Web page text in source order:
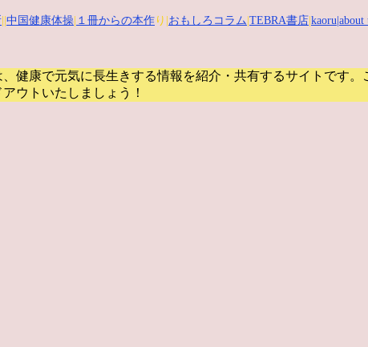
中国健康体操 １冊からの本作 り| おもしろコラム TEBRA書店 kaoru |about
健康で元気に長生きする情報を紹介・共有するサイトです。
ウトいたしましょう！